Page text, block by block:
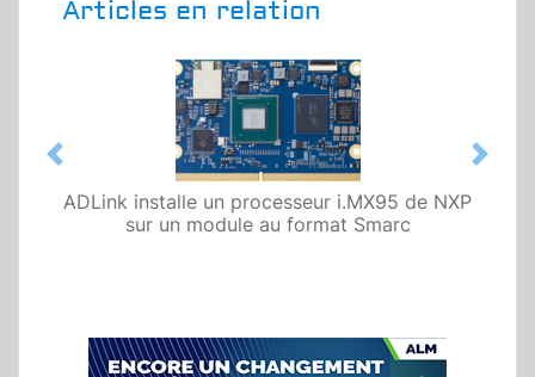
Articles en relation
ADLink installe un processeur i.MX95 de NXP
sur un module au format Smarc
Previous Next